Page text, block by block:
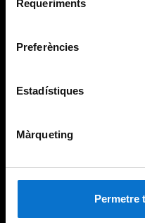
Requeriments
Preferències
Estadístiques
Màrqueting
Permetre